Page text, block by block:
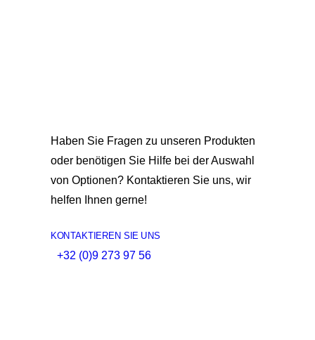
Haben Sie Fragen zu unseren Produkten
oder benötigen Sie Hilfe bei der Auswahl
von Optionen? Kontaktieren Sie uns, wir
helfen Ihnen gerne!
KONTAKTIEREN SIE UNS
+32 (0)9 273 97 56